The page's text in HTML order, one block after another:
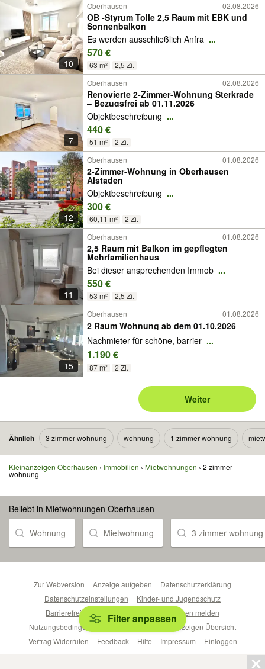
10
Oberhausen 02.08.2026
OB -Styrum Tolle 2,5 Raum mit EBK und
Sonnenbalkon
Es werden ausschließlich Anfra ...
570 €
63 m² 2,5 Zi.
7
Oberhausen 02.08.2026
Renovierte 2‑Zimmer‑Wohnung Sterkrade
– Bezugsfrei ab 01.11.2026
Objektbeschreibung ...
440 €
51 m² 2 Zi.
12
Oberhausen 01.08.2026
2-Zimmer-Wohnung in Oberhausen
Alstaden
Objektbeschreibung ...
300 €
60,11 m² 2 Zi.
11
Oberhausen 01.08.2026
2,5 Raum mit Balkon im gepflegten
Mehrfamilienhaus
Bei dieser ansprechenden Immob ...
550 €
53 m² 2,5 Zi.
15
Oberhausen 01.08.2026
2 Raum Wohnung ab dem 01.10.2026
Nachmieter für schöne, barrier ...
1.190 €
87 m² 2 Zi.
Weiter
Ähnlich 3 zimmer wohnung wohnung 1 zimmer wohnung
Kleinanzeigen Oberhausen Immobilien Mietwohnungen 2 zimmer
wohnung
Beliebt in Mietwohnungen Oberhausen
Wohnung Mietwohnung 3 zimmer
Filter anpassen
Zur Webversion Anzeige aufgeben
Datenschutzerklärung
Datenschutzeinstellungen
Kinder- und Jugendschutz
Barrierefreiheitserklärung
Sicherheitslücken melden
Nutzungsbedingungen
Beliebte Suchen
Anzeigen Übersicht
Vertrag Widerrufen
Feedback Hilfe Impressum Einloggen